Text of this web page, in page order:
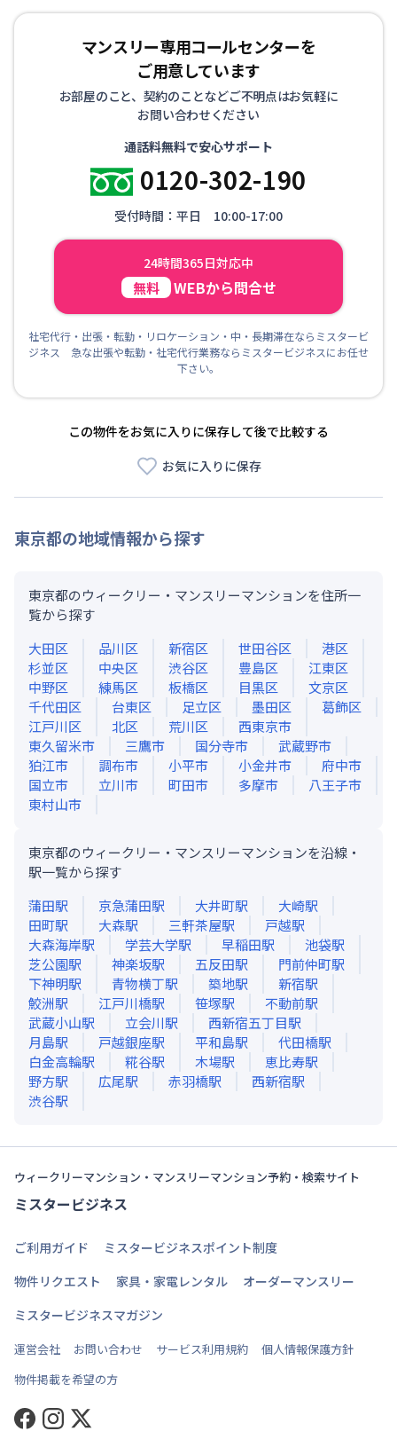
マンスリー専用コールセンターを
ご用意しています
お部屋のこと、契約のことなどご不明点はお気軽に
お問い合わせください
通話料無料で安心サポート
0120-302-190
受付時間：平日 10:00-17:00
24時間365日対応中
無料 WEBから問合せ
社宅代行・出張・転勤・リロケーション・中・長期滞在ならミスタービ
ジネス 急な出張や転勤・社宅代行業務ならミスタービジネスにお任せ
下さい。
この物件をお気に入りに保存して後で比較する
お気に入りに保存
東京都の地域情報から探す
東京都のウィークリー・マンスリーマンションを住所一
覧から探す
大田区
品川区 新宿区 世田谷区
港区
杉並区
中央区 渋谷区 豊島区
江東区
中野区
練馬区 板橋区 目黒区
文京区
千代田区
台東区 足立区 墨田区
葛飾区
江戸川区
北区 荒川区
西東京市
東久留米市
三鷹市 国分寺市
武蔵野市
狛江市
調布市 小平市 小金井市
府中市
国立市
立川市 町田市 多摩市
八王子市
東村山市
東京都のウィークリー・マンスリーマンションを沿線・
駅一覧から探す
蒲田駅 京急蒲田駅 大井町駅 大崎駅
田町駅 大森駅 三軒茶屋駅 戸越駅
大森海岸駅 学芸大学駅 早稲田駅 池袋駅
芝公園駅 神楽坂駅 五反田駅 門前仲町駅
下神明駅 青物横丁駅 築地駅 新宿駅
鮫洲駅 江戸川橋駅 笹塚駅 不動前駅
武蔵小山駅 立会川駅 西新宿五丁目駅
月島駅 戸越銀座駅 平和島駅 代田橋駅
白金高輪駅 糀谷駅 木場駅 恵比寿駅
野方駅 広尾駅 赤羽橋駅 西新宿駅
渋谷駅
ウィークリーマンション・マンスリーマンション予約・検索サイト
ミスタービジネス
ご利用ガイド
ミスタービジネスポイント制度
物件リクエスト
家具・家電レンタル
オーダーマンスリー
ミスタービジネスマガジン
運営会社 お問い合わせ サービス利用規約
個人情報保護方針
物件掲載を希望の方
Facebook
Instagram
Twitter